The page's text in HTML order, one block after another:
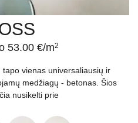
53.00 €/m2
vienas universaliausių ir
medžiagų - betonas. Šios
nusikelti prie